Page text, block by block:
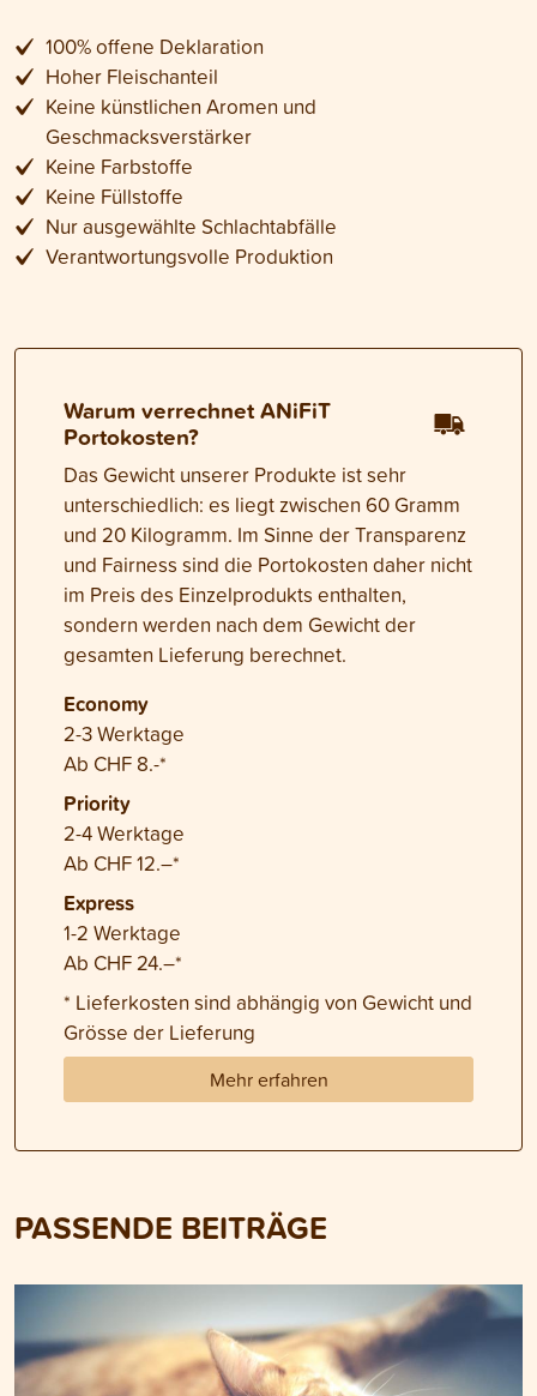
100% offene Deklaration
Hoher Fleischanteil
Keine künstlichen Aromen und
Geschmacksverstärker
Keine Farbstoffe
Keine Füllstoffe
Nur ausgewählte Schlachtabfälle
Verantwortungsvolle Produktion
Warum verrechnet ANiFiT
Portokosten?
Das Gewicht unserer Produkte ist sehr
unterschiedlich: es liegt zwischen 60 Gramm
und 20 Kilogramm. Im Sinne der Transparenz
und Fairness sind die Portokosten daher nicht
im Preis des Einzelprodukts enthalten,
sondern werden nach dem Gewicht der
gesamten Lieferung berechnet.
Economy
2-3 Werktage
Ab CHF 8.-*
Priority
2-4 Werktage
Ab CHF 12.–*
Express
1-2 Werktage
Ab CHF 24.–*
* Lieferkosten sind abhängig von Gewicht und
Grösse der Lieferung
Mehr erfahren
PASSENDE BEITRÄGE